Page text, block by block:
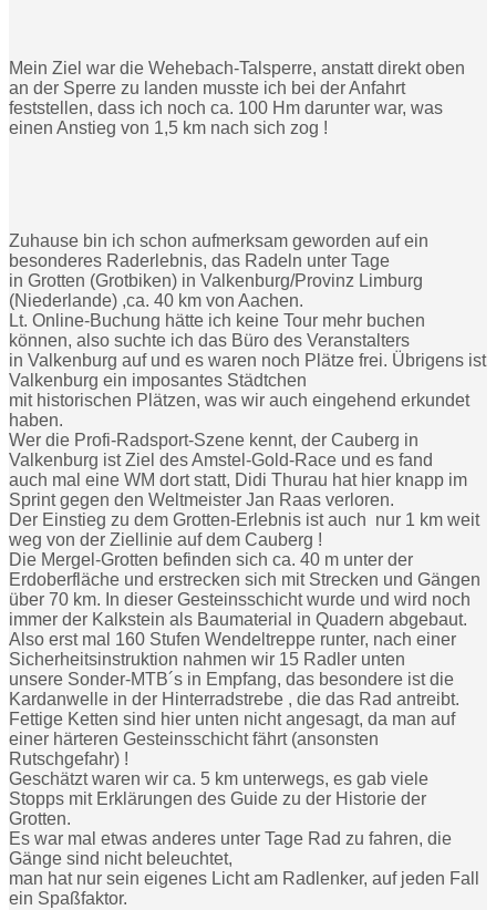
Mein Ziel war die Wehebach-Talsperre, anstatt direkt oben
an der Sperre zu landen musste ich bei der Anfahrt
feststellen, dass ich noch ca. 100 Hm darunter war, was
einen Anstieg von 1,5 km nach sich zog !
Zuhause bin ich schon aufmerksam geworden auf ein
besonderes Raderlebnis, das Radeln unter Tage
in Grotten (Grotbiken) in Valkenburg/Provinz Limburg
(Niederlande) ,ca. 40 km von Aachen.
Lt. Online-Buchung hätte ich keine Tour mehr buchen
können, also suchte ich das Büro des Veranstalters
in Valkenburg auf und es waren noch Plätze frei. Übrigens ist
Valkenburg ein imposantes Städtchen
mit historischen Plätzen, was wir auch eingehend erkundet
haben.
Wer die Profi-Radsport-Szene kennt, der Cauberg in
Valkenburg ist Ziel des Amstel-Gold-Race und es fand
auch mal eine WM dort statt, Didi Thurau hat hier knapp im
Sprint gegen den Weltmeister Jan Raas verloren.
Der Einstieg zu dem Grotten-Erlebnis ist auch nur 1 km weit
weg von der Ziellinie auf dem Cauberg !
Die Mergel-Grotten befinden sich ca. 40 m unter der
Erdoberfläche und erstrecken sich mit Strecken und Gängen
über 70 km. In dieser Gesteinsschicht wurde und wird noch
immer der Kalkstein als Baumaterial in Quadern abgebaut.
Also erst mal 160 Stufen Wendeltreppe runter, nach einer
Sicherheitsinstruktion nahmen wir 15 Radler unten
unsere Sonder-MTB´s in Empfang, das besondere ist die
Kardanwelle in der Hinterradstrebe , die das Rad antreibt.
Fettige Ketten sind hier unten nicht angesagt, da man auf
einer härteren Gesteinsschicht fährt (ansonsten
Rutschgefahr) !
Geschätzt waren wir ca. 5 km unterwegs, es gab viele
Stopps mit Erklärungen des Guide zu der Historie der
Grotten.
Es war mal etwas anderes unter Tage Rad zu fahren, die
Gänge sind nicht beleuchtet,
man hat nur sein eigenes Licht am Radlenker, auf jeden Fall
ein Spaßfaktor.